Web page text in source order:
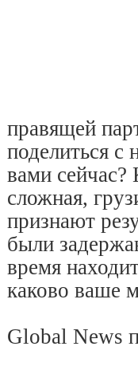
правящей
поделиться
вами сейчас?
сложная,
признают
были
время
каково ваше
Global News